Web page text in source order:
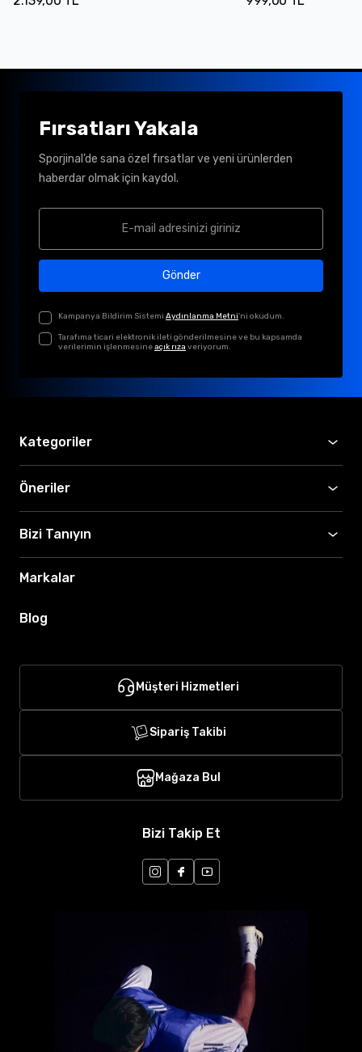
Fırsatları Yakala
Sporjinal’de sana özel fırsatlar ve yeni ürünlerden
haberdar olmak için kaydol.
Gönder
Kampanya Bildirim Sistemi Aydınlanma Metni'ni okudum.
Tarafıma ticari elektronik ileti gönderilmesine ve bu kapsamda
verilerimin işlenmesineaçık rıza veriyorum.
Kategoriler
Öneriler
Bizi Tanıyın
Markalar
Blog
Müşteri Hizmetleri
Sipariş Takibi
Mağaza Bul
Bizi Takip Et